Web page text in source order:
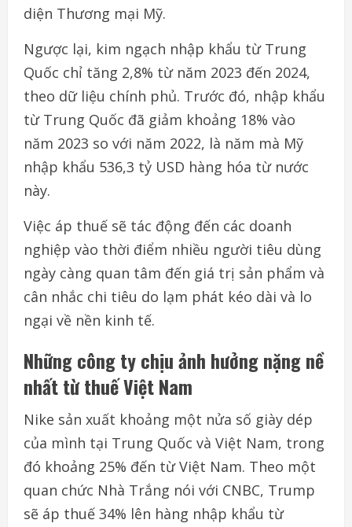
diện Thương mại Mỹ.
Ngược lại, kim ngạch nhập khẩu từ Trung
Quốc chỉ tăng 2,8% từ năm 2023 đến 2024,
theo dữ liệu chính phủ. Trước đó, nhập khẩu
từ Trung Quốc đã giảm khoảng 18% vào
năm 2023 so với năm 2022, là năm mà Mỹ
nhập khẩu 536,3 tỷ USD hàng hóa từ nước
này.
Việc áp thuế sẽ tác động đến các doanh
nghiệp vào thời điểm nhiều người tiêu dùng
ngày càng quan tâm đến giá trị sản phẩm và
cân nhắc chi tiêu do lạm phát kéo dài và lo
ngại về nền kinh tế.
Những công ty chịu ảnh hưởng nặng nề
nhất từ thuế Việt Nam
Nike sản xuất khoảng một nửa số giày dép
của mình tại Trung Quốc và Việt Nam, trong
đó khoảng 25% đến từ Việt Nam. Theo một
quan chức Nhà Trắng nói với CNBC, Trump
sẽ áp thuế 34% lên hàng nhập khẩu từ